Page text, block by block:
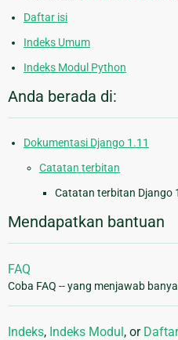
Daftar isi
Indeks Umum
Indeks Modul Python
Anda berada di:
Dokumentasi Django 1.11
Catatan terbitan
Catatan terbitan Django
Mendapatkan bantuan
FAQ
Coba FAQ -- yang menjawab
Indeks, Indeks Modul, or